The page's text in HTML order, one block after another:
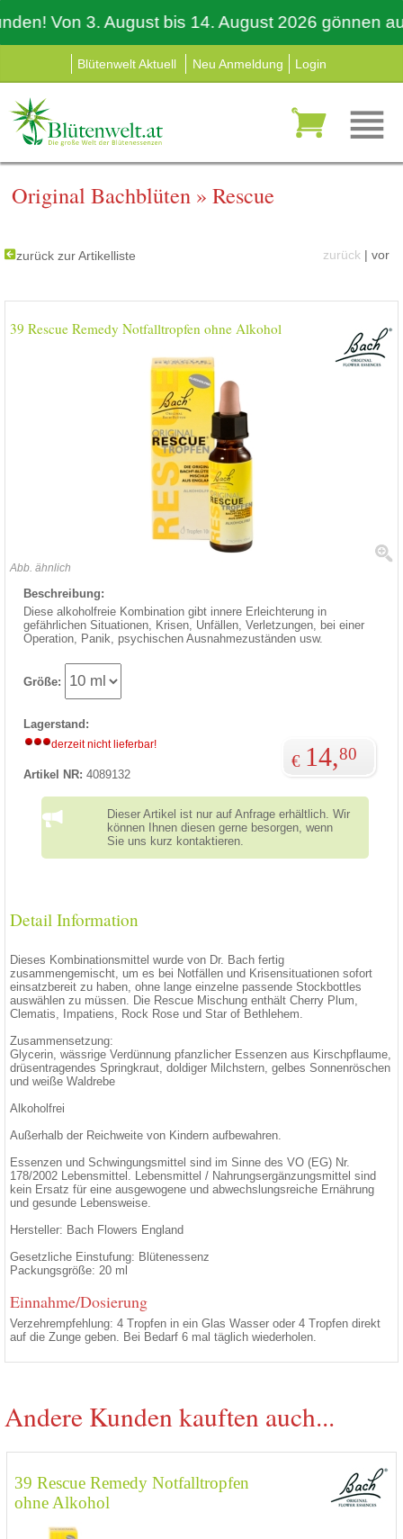
Von 3. August bis 14. August 2026 gönnen
Blütenwelt Aktuell Neu Anmeldung Login
Original Bachblüten » Rescue
zurück zur Artikelliste zurück | vor
39 Rescue Remedy Notfalltropfen ohne Alkohol
Abb. ähnlich
Beschreibung:
Diese alkoholfreie Kombination gibt innere Erleichterung in
gefährlichen Situationen, Krisen, Unfällen, Verletzungen, bei einer
Operation, Panik, psychischen Ausnahmezuständen usw.
Größe:
Lagerstand:
derzeit nicht lieferbar!
Artikel NR: 4089132
€ 14,80
Dieser Artikel ist nur auf Anfrage erhältlich. Wir
können Ihnen diesen gerne besorgen, wenn
Sie uns kurz kontaktieren.
Detail Information
Dieses Kombinationsmittel wurde von Dr. Bach fertig
zusammengemischt, um es bei Notfällen und Krisensituationen sofort
einsatzbereit zu haben, ohne lange einzelne passende Stockbottles
auswählen zu müssen. Die Rescue Mischung enthält Cherry Plum,
Clematis, Impatiens, Rock Rose und Star of Bethlehem.
Zusammensetzung:
Glycerin, wässrige Verdünnung pfanzlicher Essenzen aus Kirschpflaume,
drüsentragendes Springkraut, doldiger Milchstern, gelbes Sonnenröschen
und weiße Waldrebe
Alkoholfrei
Außerhalb der Reichweite von Kindern aufbewahren.
Essenzen und Schwingungsmittel sind im Sinne des VO (EG) Nr.
178/2002 Lebensmittel. Lebensmittel / Nahrungsergänzungsmittel sind
kein Ersatz für eine ausgewogene und abwechslungsreiche Ernährung
und gesunde Lebensweise.
Hersteller: Bach Flowers England
Gesetzliche Einstufung: Blütenessenz
Packungsgröße: 20 ml
Einnahme/Dosierung
Verzehrempfehlung: 4 Tropfen in ein Glas Wasser oder 4 Tropfen direkt
auf die Zunge geben. Bei Bedarf 6 mal täglich wiederholen.
Andere Kunden kauften auch...
39 Rescue Remedy Notfalltropfen
ohne Alkohol